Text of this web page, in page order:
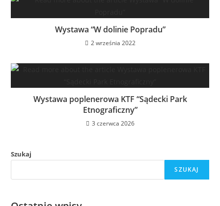
Wystawa “W dolinie Popradu”
2 września 2022
Wystawa poplenerowa KTF “Sądecki Park
Etnograficzny”
3 czerwca 2026
Szukaj
SZUKAJ